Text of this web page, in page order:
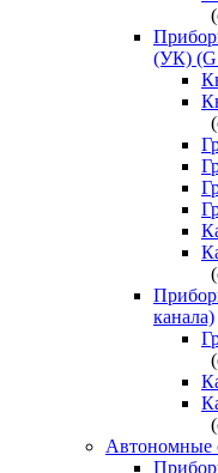
(УК)
канала)
Автономные